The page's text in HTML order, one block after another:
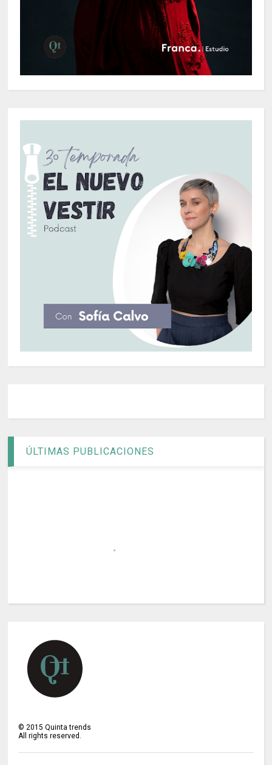
ÚLTIMAS PUBLICACIONES
©2015 Quinta trends
All rights reserved.